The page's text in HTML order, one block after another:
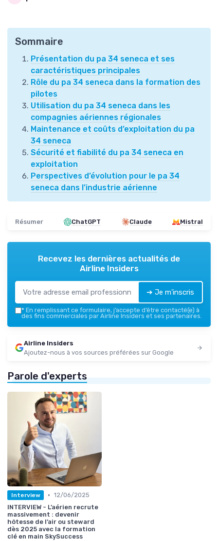
Sommaire
Présentation du pa 34 seneca et ses
caractéristiques principales
Rôle du pa 34 seneca dans la formation des
pilotes
Utilisation du pa 34 seneca dans les
compagnies aériennes régionales
Maintenance et coûts d’exploitation du pa
34 seneca
Sécurité et fiabilité du pa 34 seneca en
exploitation
Perspectives d’évolution pour le pa 34
seneca dans l’industrie aérienne
Résumer ChatGPT Claude Mistral
Recevez les dernières actualités de
Airline Insiders
➔ Je m'inscris
* En remplissant ce formulaire, j’accepte d’être contacté(e) à
des fins commerciales par Airline Insiders et ses partenaires.
Airline Insiders
Ajoutez-nous à vos sources préférées sur Google
Parole d'experts
Interview • 12/06/2025
INTERVIEW - L’aérien recrute
massivement : devenir
hôtesse de l’air ou steward
dès 2025 avec la formation
clé en main SkySuccess